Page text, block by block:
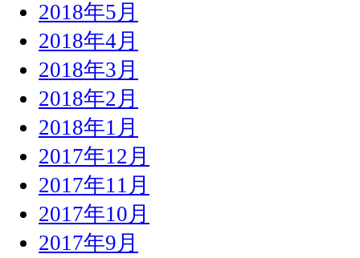
2018年5月
2018年4月
2018年3月
2018年2月
2018年1月
2017年12月
2017年11月
2017年10月
2017年9月